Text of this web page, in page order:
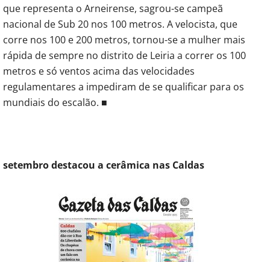
que representa o Arneirense, sagrou-se campeã
nacional de Sub 20 nos 100 metros. A velocista, que
corre nos 100 e 200 metros, tornou-se a mulher mais
rápida de sempre no distrito de Leiria a correr os 100
metros e só ventos acima das velocidades
regulamentares a impediram de se qualificar para os
mundiais do escalão. ■
setembro destacou a cerâmica nas Caldas